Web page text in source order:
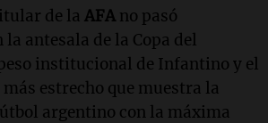
de la AFA no pasó
antesala de la Copa del
institucional de Infantino y el
estrecho que muestra la
argentino con la máxima